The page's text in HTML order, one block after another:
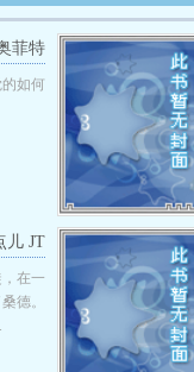
菲特
如何
儿 JT
在一
德。